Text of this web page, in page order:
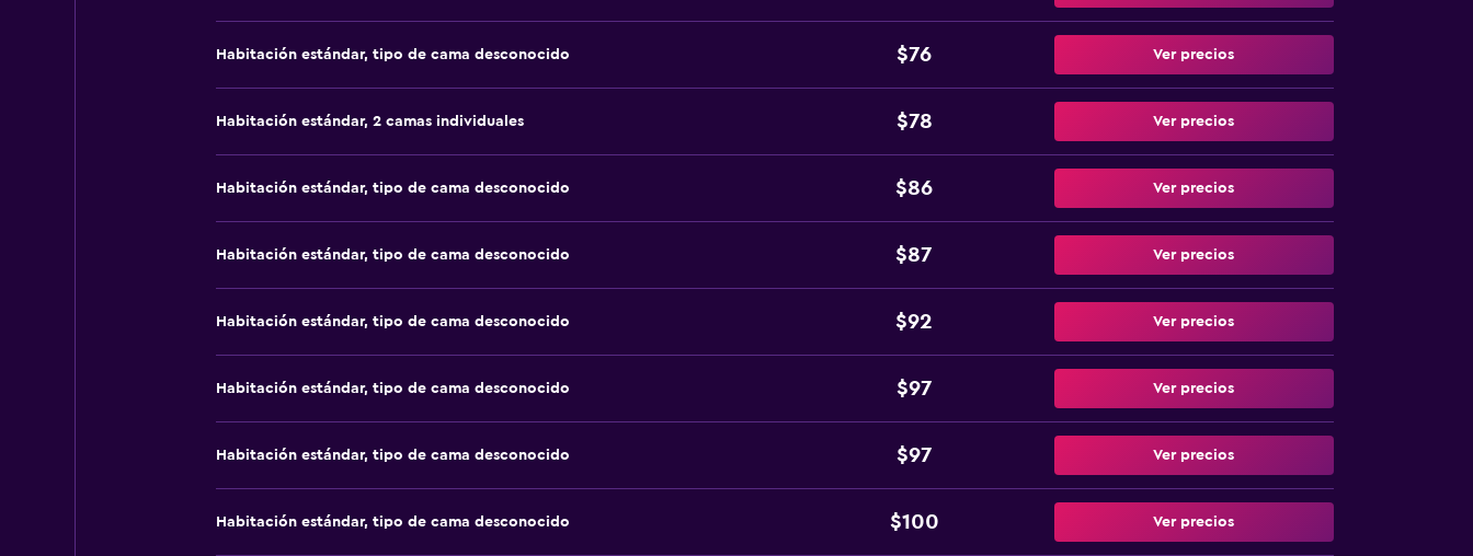
Habitación estándar, tipo de cama desconocido $76 Ver precios
Habitación estándar, 2 camas individuales $78 Ver precios
Habitación estándar, tipo de cama desconocido $86 Ver precios
Habitación estándar, tipo de cama desconocido $87 Ver precios
Habitación estándar, tipo de cama desconocido $92 Ver precios
Habitación estándar, tipo de cama desconocido $97 Ver precios
Habitación estándar, tipo de cama desconocido $97 Ver precios
Habitación estándar, tipo de cama desconocido $100 Ver precios